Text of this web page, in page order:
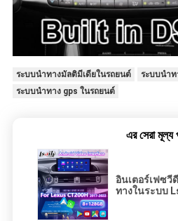
ระบบนำทางมัลติมีเดียในรถยนต์
ระบบนำท
ระบบนำทาง gps ในรถยนต์
এর সেরা মূল্য
อินเตอร์เฟซวี
ทางในระบบ